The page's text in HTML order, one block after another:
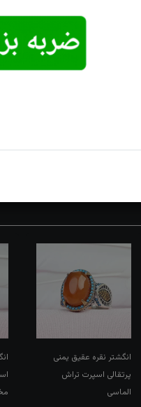
امکان تحویل
اکسپرس
امکان
و شگفت‌انگیز به
حالا زیبایی و شکوه را به
انگشتر نقره عقیق یمنی
پرتقالی اسپرت تراش
الماسی